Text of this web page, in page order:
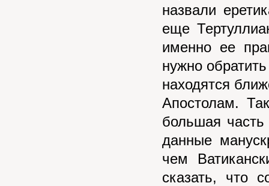
назвали
еще
именно ее
нужно
находятся
Апостолам.
большая
данные
чем
сказать, что